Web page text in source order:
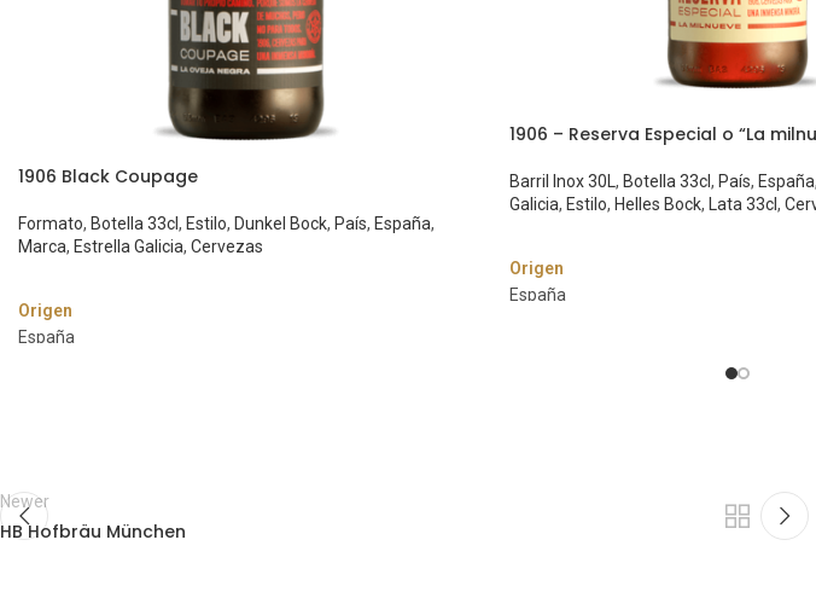
1906 Black Coupage
Formato, Botella 33cl, Estilo, Dunkel Bock, País, España,
Marca, Estrella Galicia, Cervezas
Origen
España
Graduación Alcohólica
7,2%
1906 – Reserva Especial o “La
Barril Inox 30L, Botella 33cl, País, España,
Galicia, Estilo, Helles Bock, Lata 33cl,
Origen
España
Newer
HB Hofbräu München